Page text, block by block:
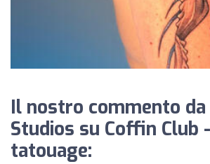
Il nostro commento
Studios su Coffin Club
tatouage: